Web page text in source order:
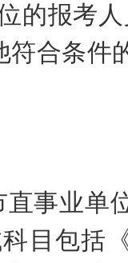
的报考
符合条件
直事业单
目包括